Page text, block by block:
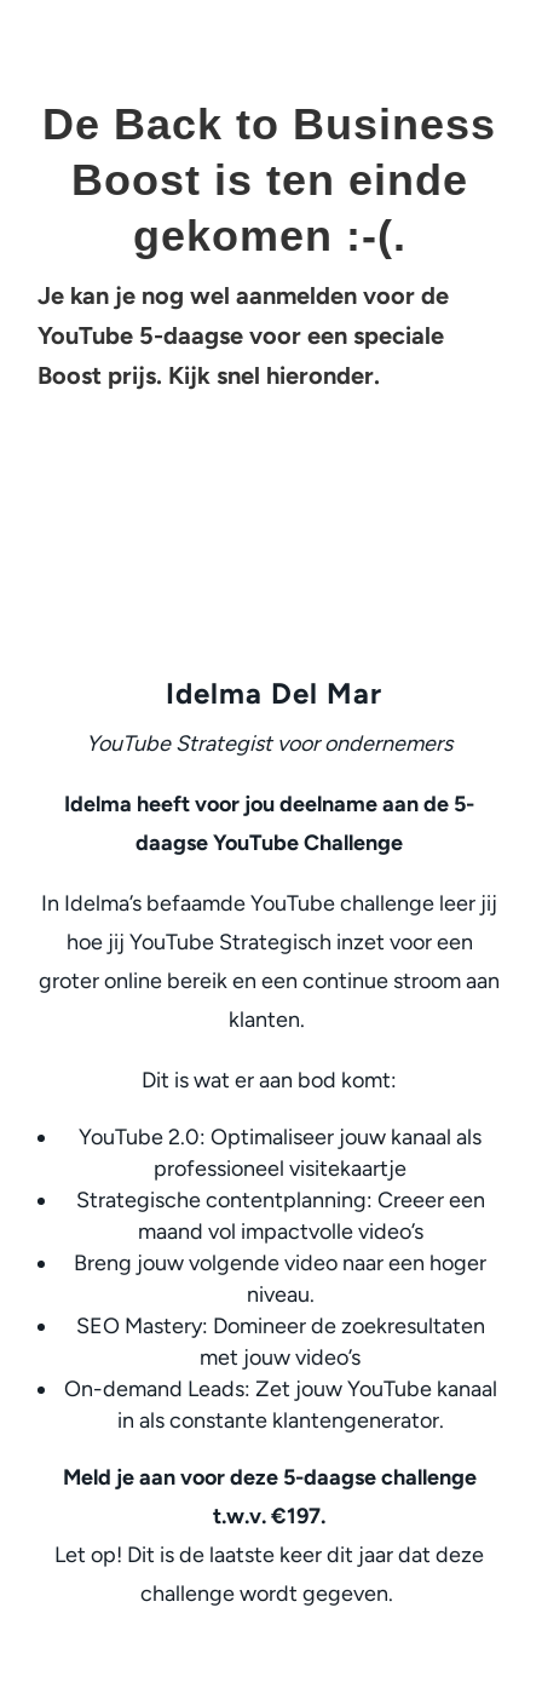
De Back to Business
Boost is ten einde
gekomen :-(.
Je kan je nog wel aanmelden voor de
YouTube 5-daagse voor een speciale
Boost prijs. Kijk snel hieronder.
Idelma Del Mar
YouTube Strategist voor ondernemers
Idelma heeft voor jou deelname aan de 5-
daagse YouTube Challenge
In Idelma’s befaamde YouTube challenge leer jij
hoe jij YouTube Strategisch inzet voor een
groter online bereik en een continue stroom aan
klanten.
Dit is wat er aan bod komt:
YouTube 2.0: Optimaliseer jouw kanaal als
professioneel visitekaartje
Strategische contentplanning: Creeer een
maand vol impactvolle video’s
Breng jouw volgende video naar een hoger
niveau.
SEO Mastery: Domineer de zoekresultaten
met jouw video’s
On-demand Leads: Zet jouw YouTube kanaal
in als constante klantengenerator.
Meld je aan voor deze 5-daagse challenge
t.w.v. €197.
Let op! Dit is de laatste keer dit jaar dat deze
challenge wordt gegeven.